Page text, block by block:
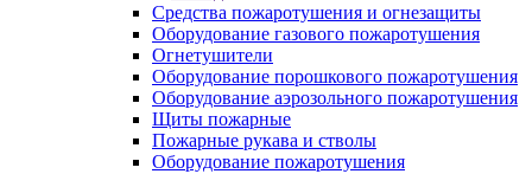
Средства пожаротушения и огнезащиты
Оборудование газового пожаротушения
Огнетушители
Оборудование порошкового пожаротушения
Оборудование аэрозольного пожаротушения
Щиты пожарные
Пожарные рукава и стволы
Оборудование пожаротушения